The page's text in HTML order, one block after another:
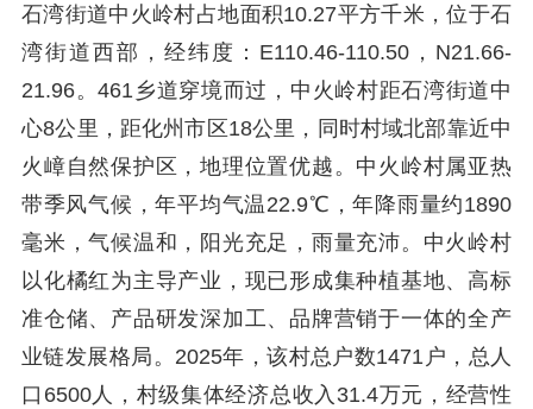
石湾街道中火岭村占地面积10.27平方千米，位于石
湾街道西部，经纬度：E110.46-110.50，N21.66-
21.96。461乡道穿境而过，中火岭村距石湾街道中
心8公里，距化州市区18公里，同时村域北部靠近中
火嶂自然保护区，地理位置优越。中火岭村属亚热
带季风气候，年平均气温22.9℃，年降雨量约1890
毫米，气候温和，阳光充足，雨量充沛。中火岭村
以化橘红为主导产业，现已形成集种植基地、高标
准仓储、产品研发深加工、品牌营销于一体的全产
业链发展格局。2025年，该村总户数1471户，总人
口6500人，村级集体经济总收入31.4万元，经营性